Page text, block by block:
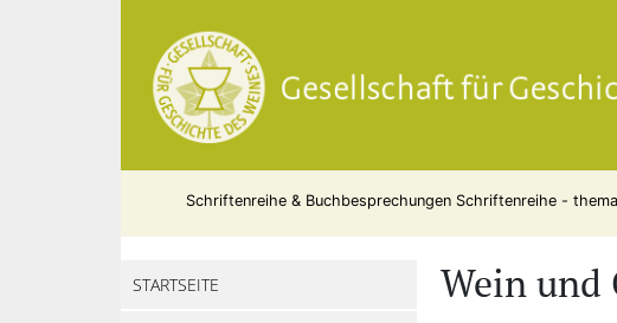
Schriftenreihe & Buchbesprechungen Schriftenreihe -
STARTSEITE Wein und